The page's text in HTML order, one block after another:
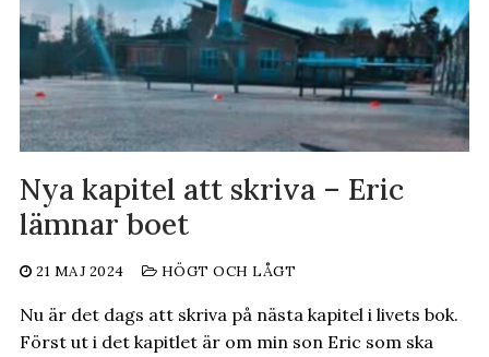
Nya kapitel att skriva – Eric
lämnar boet
21 MAJ 2024 HÖGT OCH LÅGT
Nu är det dags att skriva på nästa kapitel i livets bok.
Först ut i det kapitlet är om min son Eric som ska